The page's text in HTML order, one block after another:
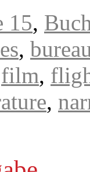
15,
,
film,
,